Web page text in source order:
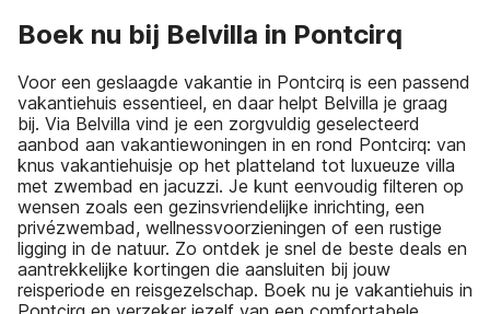
Boek nu bij Belvilla in Pontcirq
Voor een geslaagde vakantie in Pontcirq is een passend
vakantiehuis essentieel, en daar helpt Belvilla je graag
bij. Via Belvilla vind je een zorgvuldig geselecteerd
aanbod aan vakantiewoningen in en rond Pontcirq: van
knus vakantiehuisje op het platteland tot luxueuze villa
met zwembad en jacuzzi. Je kunt eenvoudig filteren op
wensen zoals een gezinsvriendelijke inrichting, een
privézwembad, wellnessvoorzieningen of een rustige
ligging in de natuur. Zo ontdek je snel de beste deals en
aantrekkelijke kortingen die aansluiten bij jouw
reisperiode en reisgezelschap. Boek nu je vakantiehuis in